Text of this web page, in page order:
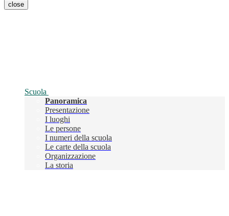
close
Scuola
Panoramica
Presentazione
I luoghi
Le persone
I numeri della scuola
Le carte della scuola
Organizzazione
La storia